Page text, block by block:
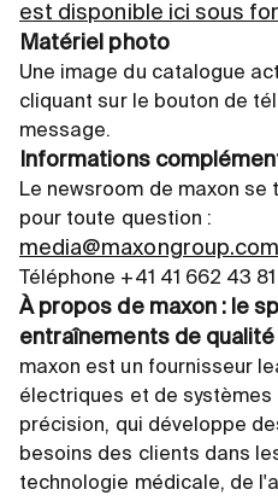
est disponible ici sous
Matériel photo
Une image du catalogue
cliquant sur le bouton de
message.
Informations
Le newsroom de maxon
pour toute question :
media@maxongroup.com
Téléphone +41 41 662 43 81
À propos de maxon : le
entraînements de qualité
maxon est un fournisseur
électriques et de systèmes
précision, qui développe
besoins des clients dans
technologie médicale, de